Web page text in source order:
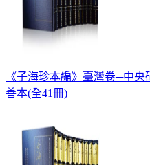
《子海珍本編》臺灣卷─中
善本(全41冊)